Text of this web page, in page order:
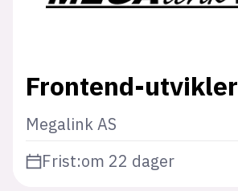
Frontend-utvikler
Megalink AS
Frist:om 22 dager